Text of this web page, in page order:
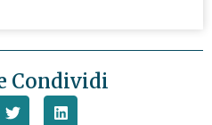
Condividi